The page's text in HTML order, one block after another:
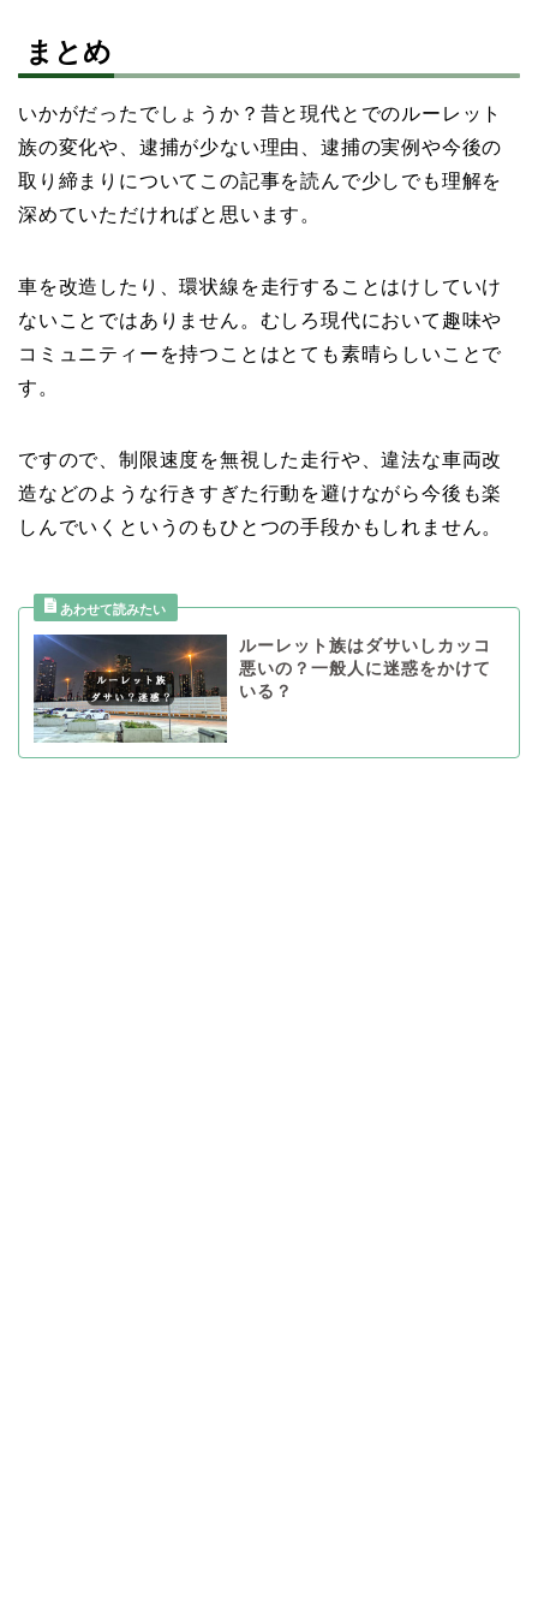
まとめ
いかがだったでしょうか？昔と現代とでのルーレット
族の変化や、逮捕が少ない理由、逮捕の実例や今後の
取り締まりについてこの記事を読んで少しでも理解を
深めていただければと思います。
車を改造したり、環状線を走行することはけしていけ
ないことではありません。むしろ現代において趣味や
コミュニティーを持つことはとても素晴らしいことで
す。
ですので、制限速度を無視した走行や、違法な車両改
造などのような行きすぎた行動を避けながら今後も楽
しんでいくというのもひとつの手段かもしれません。
ルーレット族はダサいしカッコ
悪いの？一般人に迷惑をかけて
いる？